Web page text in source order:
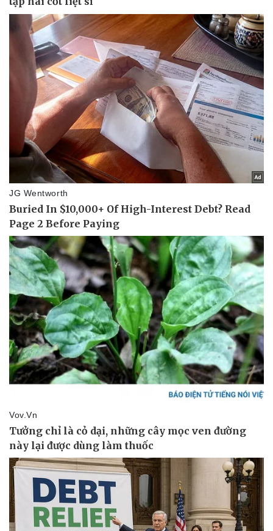
Tin nóng
Tư vấn luật
Quân sự - Quốc phòng
Phân tích